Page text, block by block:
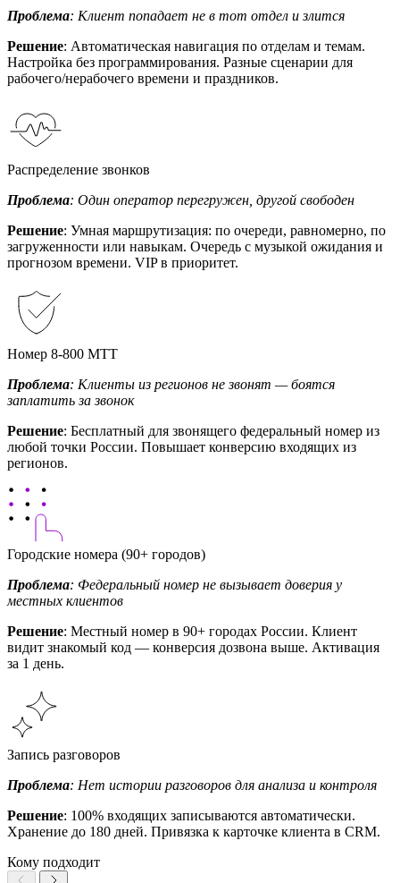
Проблема: Клиент попадает не в тот отдел и злится
Решение: Автоматическая навигация по отделам и темам.
Настройка без программирования. Разные сценарии для
рабочего/нерабочего времени и праздников.
Распределение звонков
Проблема: Один оператор перегружен, другой свободен
Решение: Умная маршрутизация: по очереди, равномерно, по
загруженности или навыкам. Очередь с музыкой ожидания и
прогнозом времени. VIP в приоритет.
Номер 8-800 МТТ
Проблема: Клиенты из регионов не звонят — боятся
заплатить за звонок
Решение: Бесплатный для звонящего федеральный номер из
любой точки России. Повышает конверсию входящих из
регионов.
Городские номера (90+ городов)
Проблема: Федеральный номер не вызывает доверия у
местных клиентов
Решение: Местный номер в 90+ городах России. Клиент
видит знакомый код — конверсия дозвона выше. Активация
за 1 день.
Запись разговоров
Проблема: Нет истории разговоров для анализа и контроля
Решение: 100% входящих записываются автоматически.
Хранение до 180 дней. Привязка к карточке клиента в CRM.
Кому подходит